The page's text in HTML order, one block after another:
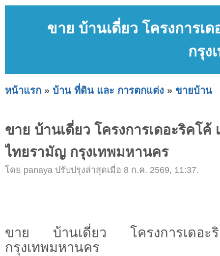
ขาย บ้านเดี่ยว โครงการเ
กรุง
หน้าแรก » บ้าน ที่ดิน และ การตกแต่ง » ขายบ้าน
ขาย บ้านเดี่ยว โครงการเดอะริคโค้
ไทยรามัญ กรุงเทพมหานคร
โดย panaya ปรับปรุงล่าสุดเมื่อ 8 ก.ค. 2569, 11:37.
ขาย บ้านเดี่ยว โครงการเดอะ
กรุงเทพมหานคร